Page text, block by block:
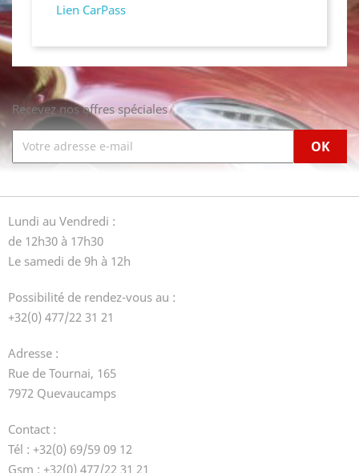
Lien CarPass
Recevez nos offres spéciales
Lundi au Vendredi :
de 12h30 à 17h30
Le samedi de 9h à 12h
Possibilité de rendez-vous au :
+32(0) 477/22 31 21
Adresse :
Rue de Tournai, 165
7972 Quevaucamps
Contact :
Tél : +32(0) 69/59 09 12
Gsm : +32(0) 477/22 31 21